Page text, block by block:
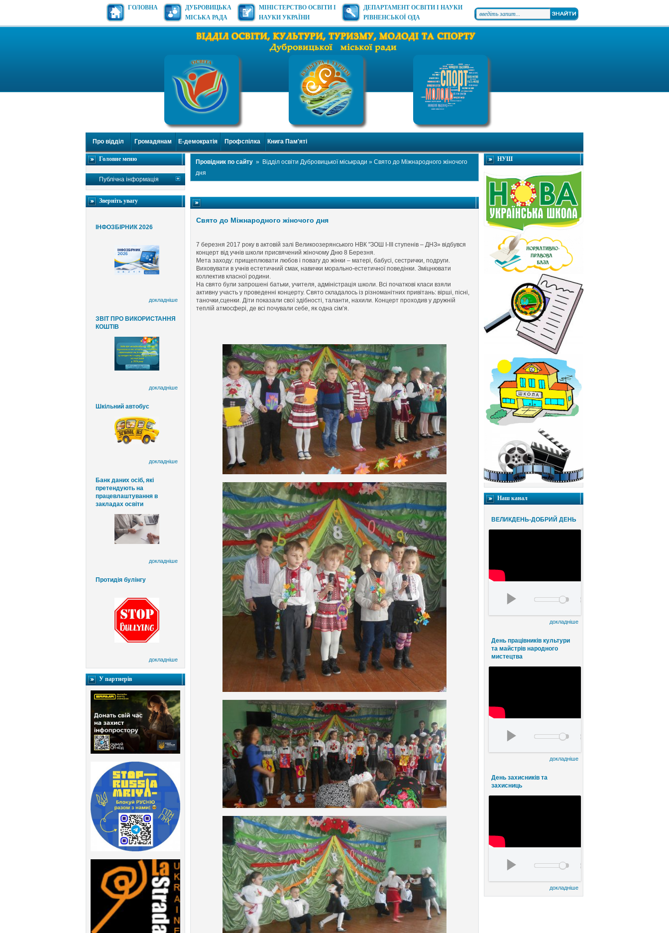
ГОЛОВНА
ДУБРОВИЦЬКА
МІСЬКА РАДА
МІНІСТЕРСТВО ОСВІТИ І
НАУКИ УКРАЇНИ
ДЕПАРТАМЕНТ ОСВІТИ І НАУКИ
РІВНЕНСЬКОЇ ОДА
Про відділ Громадянам Е-демократія Профспілка Книга Пам'яті
Головне меню
Публічна інформація
Зверніть увагу
ІНФОЗБІРНИК 2026
докладніше
ЗВІТ ПРО ВИКОРИСТАННЯ
КОШТІВ
докладніше
Шкільний автобус
докладніше
Банк даних осіб, які
претендують на
працевлаштування в
закладах освіти
докладніше
Протидія булінгу
докладніше
У партнерів
НУШ
Наш канал
ВЕЛИКДЕНЬ-ДОБРИЙ ДЕНЬ
докладніше
День працівників культури
та майстрів народного
мистецтва
докладніше
День захисників та
захисниць
докладніше
Провідник по сайту » Відділ освіти Дубровицької міськради » Свято до Міжнародного жіночого
дня
Свято до Міжнародного жіночого дня
7 березня 2017 року в актовій залі Великоозерянського НВК "ЗОШ І-ІІІ ступенів – ДНЗ» відбувся
концерт від учнів школи присвячений жіночому Дню 8 Березня.
Мета заходу: прищеплювати любов і повагу до жінки – матері, бабусі, сестрички, подруги.
Виховувати в учнів естетичний смак, навички морально-естетичної поведінки. Зміцнювати
коллектив класної родини.
На свято були запрошені батьки, учителя, адміністрація школи. Всі початкові класи взяли
активну участь у проведенні концерту. Свято складалось із різноманітних привітань: вірші, пісні,
таночки,сценки. Діти показали свої здібності, таланти, нахили. Концерт проходив у дружній
теплій атмосфері, де всі почували себе, як одна сім’я.